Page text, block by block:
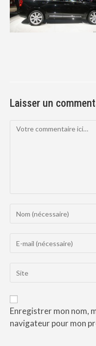
Laisser un
Enregistrer mon nom,
navigateur pour mon